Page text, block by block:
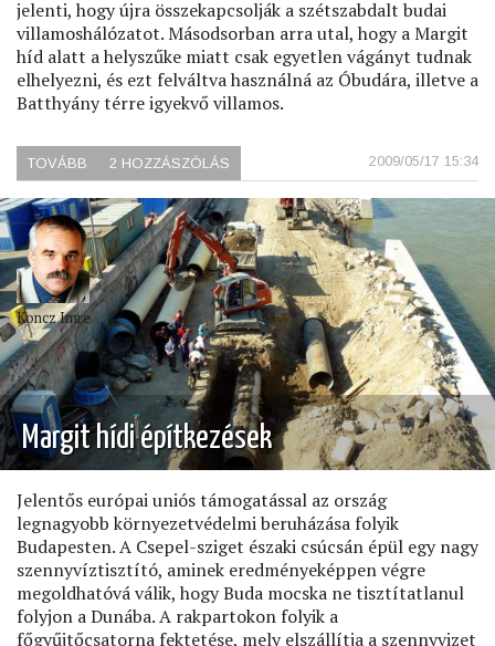
jelenti, hogy újra összekapcsolják a szétszabdalt budai
villamoshálózatot. Másodsorban arra utal, hogy a Margit
híd alatt a helyszűke miatt csak egyetlen vágányt tudnak
elhelyezni, és ezt felváltva használná az Óbudára, illetve a
Batthyány térre igyekvő villamos.
2009/05/17 15:34
TOVÁBB (FONÓDÓ
VILLAMOSOK)
2 HOZZÁSZÓLÁS
Margit hídi építkezések
Koncz Imre
Jelentős európai uniós támogatással az ország
legnagyobb környezetvédelmi beruházása folyik
Budapesten. A Csepel-sziget északi csúcsán épül egy nagy
szennyvíztisztító, aminek eredményeképpen végre
megoldhatóvá válik, hogy Buda mocska ne tisztítatlanul
folyjon a Dunába. A rakpartokon folyik a
főgyűjtőcsatorna fektetése, mely elszállítja a szennyvizet